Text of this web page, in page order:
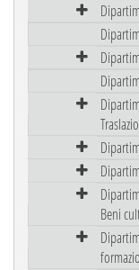
Beni